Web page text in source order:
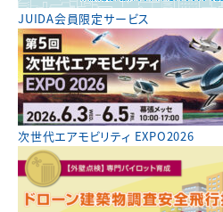
JUIDA会員限定サービス
次世代エアモビリティ EXPO2026